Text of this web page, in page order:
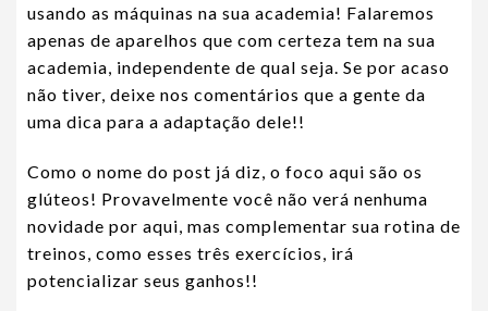
usando as máquinas na sua academia! Falaremos
apenas de aparelhos que com certeza tem na sua
academia, independente de qual seja. Se por acaso
não tiver, deixe nos comentários que a gente da
uma dica para a adaptação dele!!
Como o nome do post já diz, o foco aqui são os
glúteos! Provavelmente você não verá nenhuma
novidade por aqui, mas complementar sua rotina de
treinos, como esses três exercícios, irá
potencializar seus ganhos!!